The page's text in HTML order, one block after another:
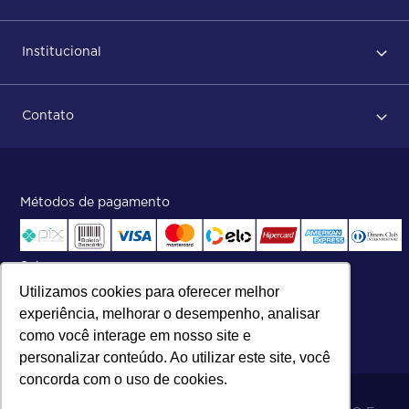
Utilizamos cookies para oferecer melhor
experiência, melhorar o desempenho, analisar
como você interage em nosso site e
personalizar conteúdo. Ao utilizar este site, você
concorda com o uso de cookies.
Após conclusão do pedido
Status do pedido e acompanhamento da entrega
Institucional
ISO
Contato
Central de atendimento:
Telefone:(27) 2121-9000
Segunda a Sexta das 8h às 17h30
Métodos de pagamento
Selos